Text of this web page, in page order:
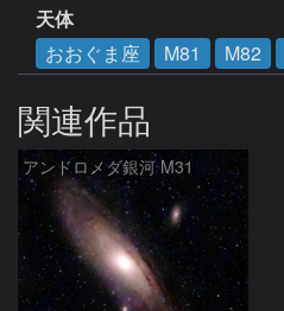
天体
おおぐま座
M81 M82
関連作品
アンドロメダ銀河 M31